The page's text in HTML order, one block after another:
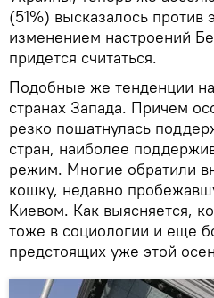
(51%) высказалось против
изменением настроений
придется считаться.
Подобные же тенденции
странах Запада. Причем
резко пошатнулась
стран, наиболее
режим. Многие обратили
кошку, недавно
Киевом. Как выясняется,
тоже в социологии и еще
предстоящих уже этой